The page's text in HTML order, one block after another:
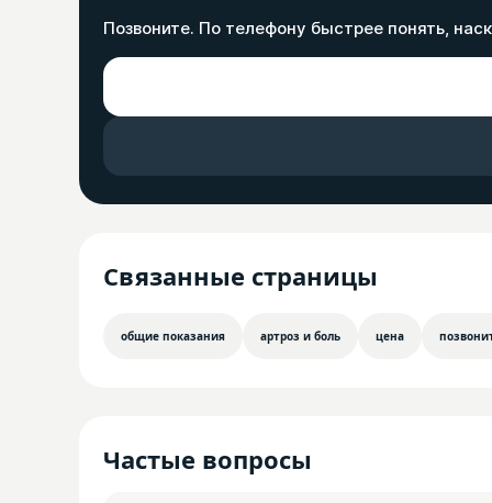
Позвоните. По телефону быстрее понять,
Связанные страницы
общие показания артроз и боль цена
Частые вопросы